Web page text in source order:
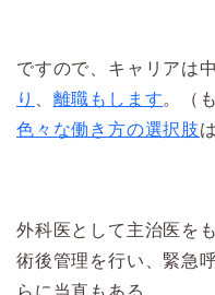
ですので、キャリアは中
り
離職もします。（
色々な働き方の選択肢
外科医として主治医を
術後管理を行い、緊急
らに当直もある。